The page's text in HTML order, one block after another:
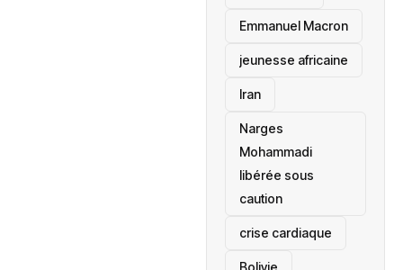
Emmanuel Macron
jeunesse africaine
‎Iran
Narges
Mohammadi
libérée sous
caution
crise cardiaque
‎Bolivie